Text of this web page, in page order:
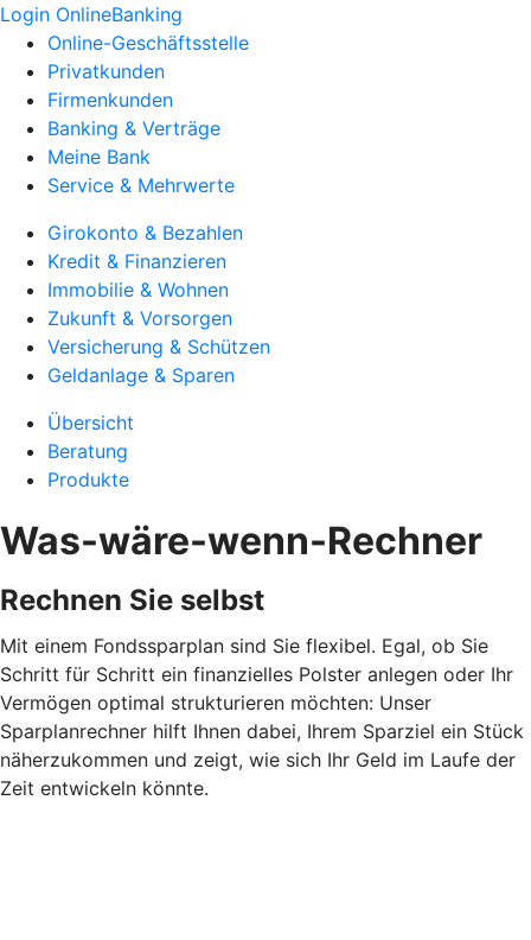
Login OnlineBanking
Online-Geschäftsstelle
Privatkunden
Firmenkunden
Banking & Verträge
Meine Bank
Service & Mehrwerte
Girokonto & Bezahlen
Kredit & Finanzieren
Immobilie & Wohnen
Zukunft & Vorsorgen
Versicherung & Schützen
Geldanlage & Sparen
Übersicht
Beratung
Produkte
Was-wäre-wenn-Rechner
Rechnen Sie selbst
Mit einem Fondssparplan sind Sie flexibel. Egal, ob Sie
Schritt für Schritt ein finanzielles Polster anlegen oder Ihr
Vermögen optimal strukturieren möchten: Unser
Sparplanrechner hilft Ihnen dabei, Ihrem Sparziel ein Stück
näherzukommen und zeigt, wie sich Ihr Geld im Laufe der
Zeit entwickeln könnte.